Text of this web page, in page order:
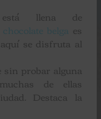
llena de
chocolate belga es
se disfruta al
sin probar alguna
de ellas
Destaca la